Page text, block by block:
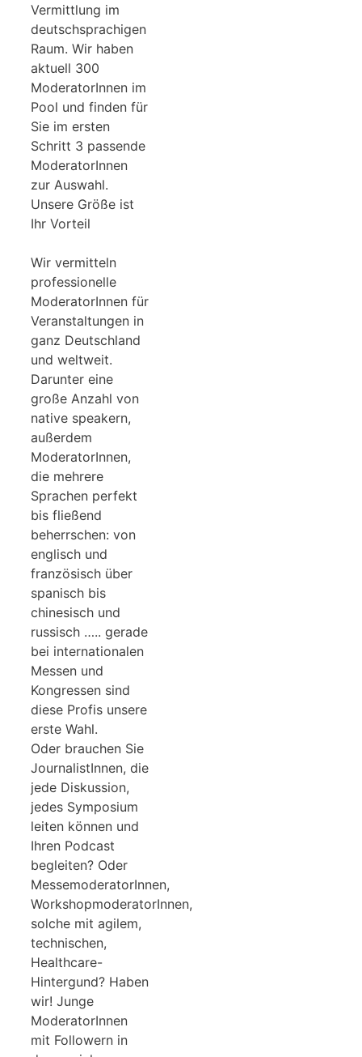
Vermittlung im
deutschsprachigen
Raum. Wir haben
aktuell 300
ModeratorInnen im
Pool und finden für
Sie im ersten
Schritt 3 passende
ModeratorInnen
zur Auswahl.
Unsere Größe ist
Ihr Vorteil
Wir vermitteln
professionelle
ModeratorInnen für
Veranstaltungen in
ganz Deutschland
und weltweit.
Darunter eine
große Anzahl von
native speakern,
außerdem
ModeratorInnen,
die mehrere
Sprachen perfekt
bis fließend
beherrschen: von
englisch und
französisch über
spanisch bis
chinesisch und
russisch ….. gerade
bei internationalen
Messen und
Kongressen sind
diese Profis unsere
erste Wahl.
Oder brauchen Sie
JournalistInnen, die
jede Diskussion,
jedes Symposium
leiten können und
Ihren Podcast
begleiten? Oder
MessemoderatorInnen,
WorkshopmoderatorInnen,
solche mit agilem,
technischen,
Healthcare-
Hintergund? Haben
wir! Junge
ModeratorInnen
mit Followern in